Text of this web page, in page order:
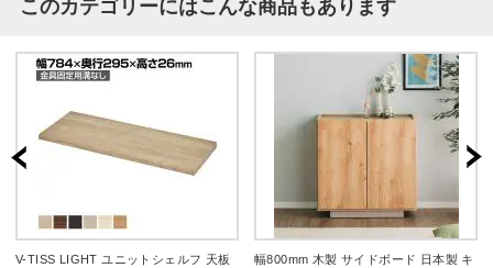
このカテゴリーにはこんな商品もあります
V-TISS LIGHT ユニットシェルフ 天板
幅800mm 木製 サイドボード 日本製 キ